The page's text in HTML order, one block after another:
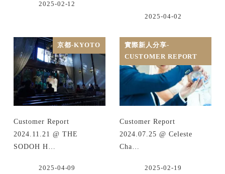
2025-02-12
2025-04-02
京都-KYOTO
Customer Report
2024.11.21 @ THE
SODOH H…
2025-04-09
實際新人分享-
CUSTOMER REPORT
Customer Report
2024.07.25 @ Celeste
Cha…
2025-02-19